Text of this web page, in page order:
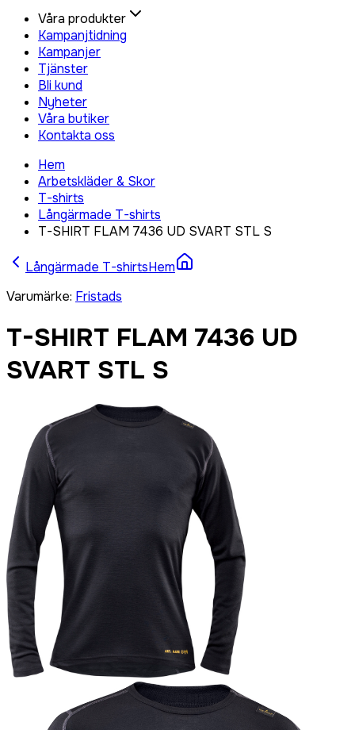
Våra produkter
Kampanjtidning
Kampanjer
Tjänster
Bli kund
Nyheter
Våra butiker
Kontakta oss
Hem
Arbetskläder & Skor
T-shirts
Långärmade T-shirts
T-SHIRT FLAM 7436 UD SVART STL S
Långärmade T-shirtsHem
Varumärke: Fristads
T-SHIRT FLAM 7436 UD
SVART STL S